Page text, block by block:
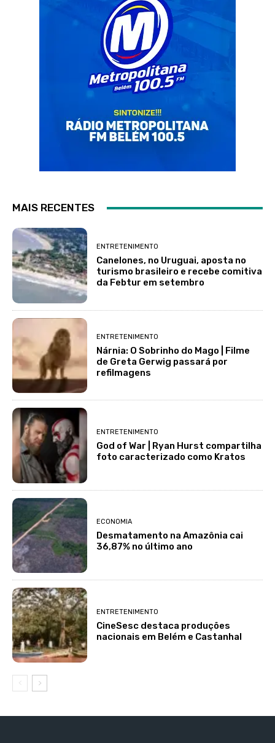
MAIS RECENTES
ENTRETENIMENTO
Canelones, no Uruguai, aposta no
turismo brasileiro e recebe comitiva
da Febtur em setembro
ENTRETENIMENTO
Nárnia: O Sobrinho do Mago | Filme
de Greta Gerwig passará por
refilmagens
ENTRETENIMENTO
God of War | Ryan Hurst compartilha
foto caracterizado como Kratos
ECONOMIA
Desmatamento na Amazônia cai
36,87% no último ano
ENTRETENIMENTO
CineSesc destaca produções
nacionais em Belém e Castanhal